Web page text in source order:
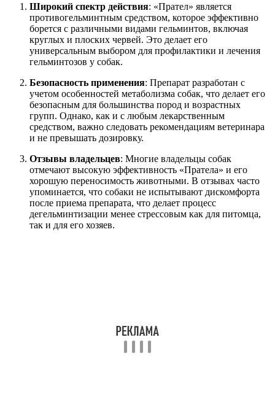
Широкий спектр действия: «Прател» является
противогельминтным средством, которое эффективно
борется с различными видами гельминтов, включая
круглых и плоских червей. Это делает его
универсальным выбором для профилактики и лечения
гельминтозов у собак.
Безопасность применения: Препарат разработан с
учетом особенностей метаболизма собак, что делает его
безопасным для большинства пород и возрастных
групп. Однако, как и с любым лекарственным
средством, важно следовать рекомендациям ветеринара
и не превышать дозировку.
Отзывы владельцев: Многие владельцы собак
отмечают высокую эффективность «Пратела» и его
хорошую переносимость животными. В отзывах часто
упоминается, что собаки не испытывают дискомфорта
после приема препарата, что делает процесс
дегельминтизации менее стрессовым как для питомца,
так и для его хозяев.